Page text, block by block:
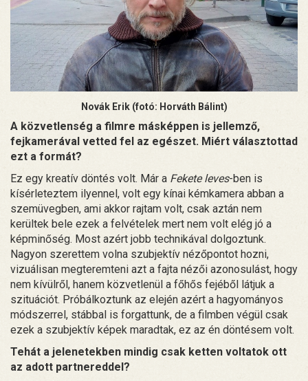
Novák Erik (fotó: Horváth Bálint)
A közvetlenség a filmre másképpen is jellemző,
fejkamerával vetted fel az egészet. Miért választottad
ezt a formát?
Ez egy kreatív döntés volt. Már a Fekete leves-ben is
kísérleteztem ilyennel, volt egy kínai kémkamera abban a
szemüvegben, ami akkor rajtam volt, csak aztán nem
kerültek bele ezek a felvételek mert nem volt elég jó a
képminőség. Most azért jobb technikával dolgoztunk.
Nagyon szerettem volna szubjektív nézőpontot hozni,
vizuálisan megteremteni azt a fajta nézői azonosulást, hogy
nem kívülről, hanem közvetlenül a főhős fejéből látjuk a
szituációt. Próbálkoztunk az elején azért a hagyományos
módszerrel, stábbal is forgattunk, de a filmben végül csak
ezek a szubjektív képek maradtak, ez az én döntésem volt.
Tehát a jelenetekben mindig csak ketten voltatok ott
az adott partnereddel?